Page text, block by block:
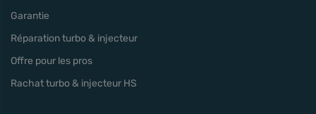
Garantie
Réparation turbo & injecteur
Offre pour les pros
Rachat turbo & injecteur HS